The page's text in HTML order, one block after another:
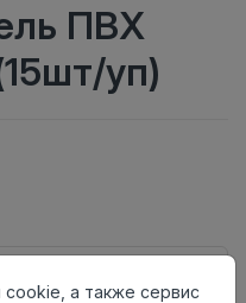
ПВХ
уп)
cookie, а также сервис